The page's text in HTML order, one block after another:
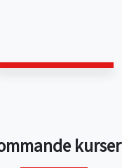
kurser